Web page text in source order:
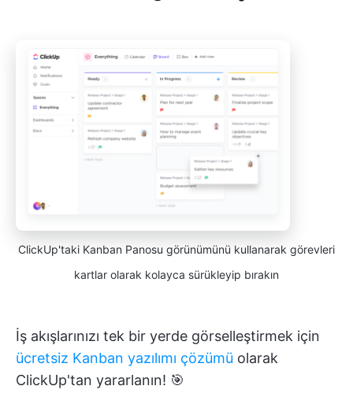
ClickUp'taki Kanban Panosu görünümünü kullanarak görevleri
kartlar olarak kolayca sürükleyip bırakın
İş akışlarınızı tek bir yerde görselleştirmek için
ücretsiz Kanban yazılımı çözümü olarak
ClickUp'tan yararlanın! 🎯